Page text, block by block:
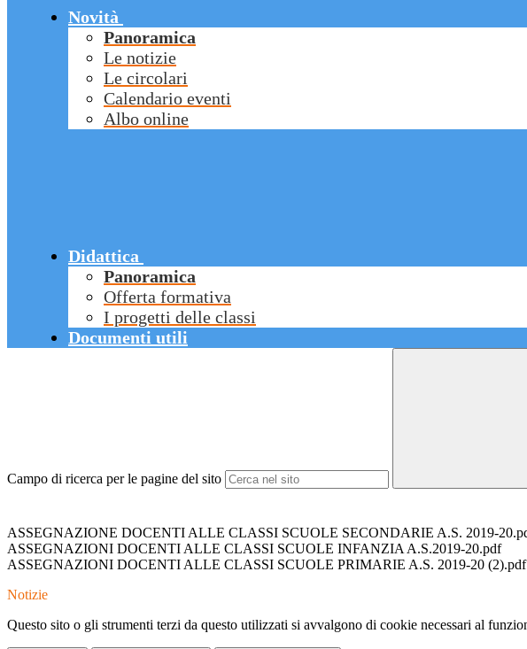
Novità
Panoramica
Le notizie
Le circolari
Calendario eventi
Albo online
Didattica
Panoramica
Offerta formativa
I progetti delle classi
Documenti utili
Campo di ricerca per le pagine del sito
ASSEGNAZIONE DOCENTI ALLE CLASSI SCUOLE SECONDARIE A.S. 2019-
ASSEGNAZIONI DOCENTI ALLE CLASSI SCUOLE INFANZIA A.S.2019-20.pdf
ASSEGNAZIONI DOCENTI ALLE CLASSI SCUOLE PRIMARIE A.S. 2019-20 (2).pdf
Notizie
Questo sito o gli strumenti terzi da questo utilizzati si avvalgono di cookie necessari al